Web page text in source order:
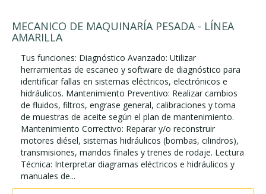
MECANICO DE MAQUINARÍA PESADA - LÍNEA
AMARILLA
Tus funciones: Diagnóstico Avanzado: Utilizar
herramientas de escaneo y software de diagnóstico para
identificar fallas en sistemas eléctricos, electrónicos e
hidráulicos. Mantenimiento Preventivo: Realizar cambios
de fluidos, filtros, engrase general, calibraciones y toma
de muestras de aceite según el plan de mantenimiento.
Mantenimiento Correctivo: Reparar y/o reconstruir
motores diésel, sistemas hidráulicos (bombas, cilindros),
transmisiones, mandos finales y trenes de rodaje. Lectura
Técnica: Interpretar diagramas eléctricos e hidráulicos y
manuales de...